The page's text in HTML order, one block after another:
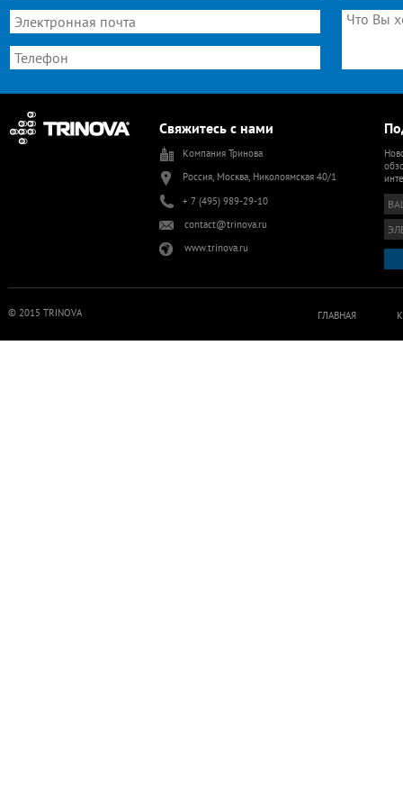
Свяжитесь с нами
Компания Тринова
Россия, Москва, Николоямская 40/1
+ 7 (495) 989-29-10
contact@trinova.ru
www.trinova.ru
ГЛАВНАЯ
© 2015 TRINOVA